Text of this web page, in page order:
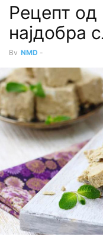
Рецепт од
најдобра
By NMD -